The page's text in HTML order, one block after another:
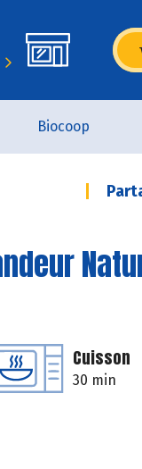
Biocoop
Cuisson
30 min